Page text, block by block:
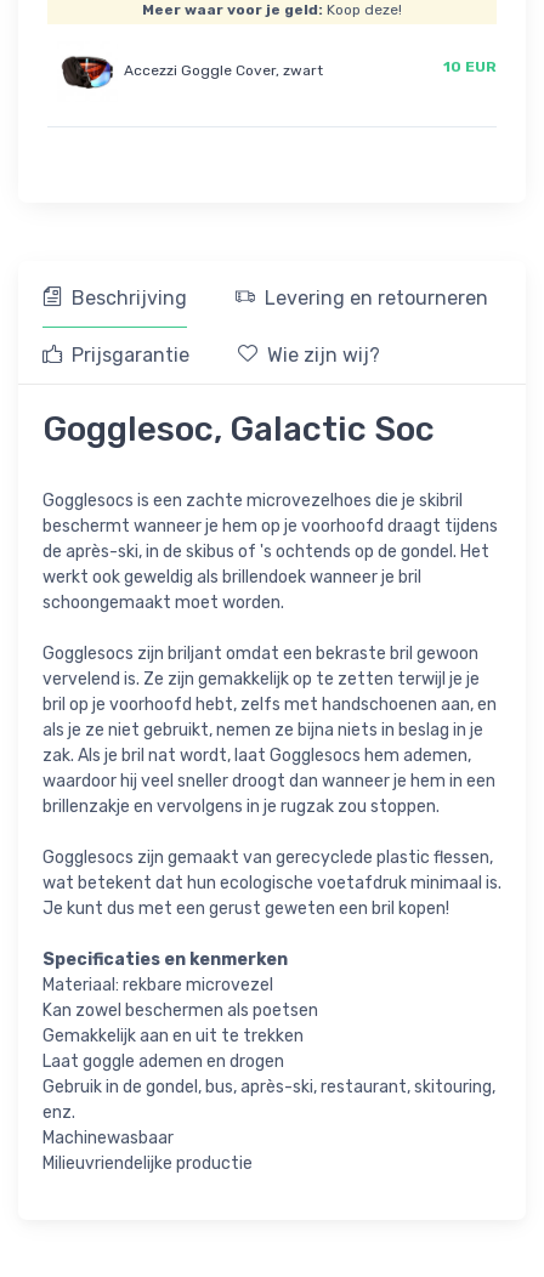
Meer waar voor je geld: Koop deze!
Accezzi Goggle Cover, zwart 10 EUR
Beschrijving Levering en retourneren
Prijsgarantie Wie zijn wij?
Gogglesoc, Galactic Soc
Gogglesocs is een zachte microvezelhoes die je skibril
beschermt wanneer je hem op je voorhoofd draagt tijdens
de après-ski, in de skibus of 's ochtends op de gondel. Het
werkt ook geweldig als brillendoek wanneer je bril
schoongemaakt moet worden.
Gogglesocs zijn briljant omdat een bekraste bril gewoon
vervelend is. Ze zijn gemakkelijk op te zetten terwijl je je
bril op je voorhoofd hebt, zelfs met handschoenen aan, en
als je ze niet gebruikt, nemen ze bijna niets in beslag in je
zak. Als je bril nat wordt, laat Gogglesocs hem ademen,
waardoor hij veel sneller droogt dan wanneer je hem in een
brillenzakje en vervolgens in je rugzak zou stoppen.
Gogglesocs zijn gemaakt van gerecyclede plastic flessen,
wat betekent dat hun ecologische voetafdruk minimaal is.
Je kunt dus met een gerust geweten een bril kopen!
Specificaties en kenmerken
Materiaal: rekbare microvezel
Kan zowel beschermen als poetsen
Gemakkelijk aan en uit te trekken
Laat goggle ademen en drogen
Gebruik in de gondel, bus, après-ski, restaurant, skitouring,
enz.
Machinewasbaar
Milieuvriendelijke productie